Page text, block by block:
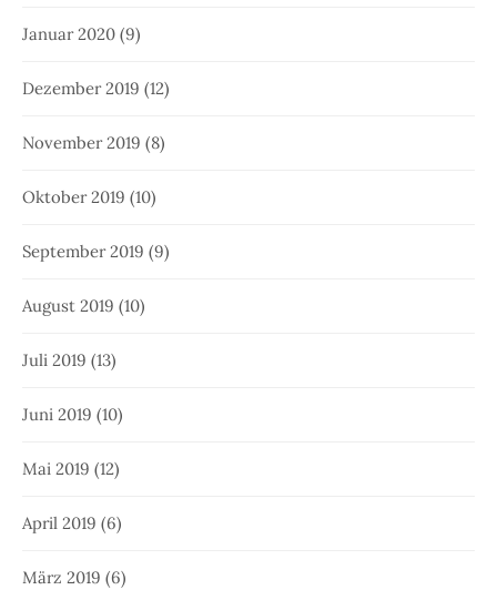
Januar 2020 (9)
Dezember 2019 (12)
November 2019 (8)
Oktober 2019 (10)
September 2019 (9)
August 2019 (10)
Juli 2019 (13)
Juni 2019 (10)
Mai 2019 (12)
April 2019 (6)
März 2019 (6)